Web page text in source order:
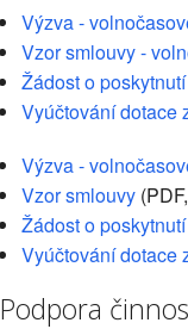
Výzva -
Vzor smlouvy -
Žádost o
Vyúčtování dotace
Výzva -
Vzor smlouvy
Žádost o
Vyúčtování dotace
Podpora